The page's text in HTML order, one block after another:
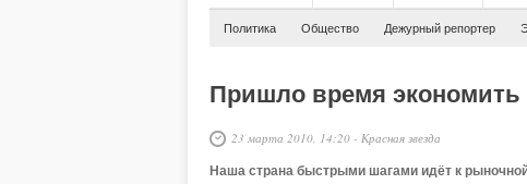
Политика Общество Дежурный репортер
Пришло время экономить
23 марта 2010, 14:20 - Красная звезда
Наша страна быстрыми шагами идёт к